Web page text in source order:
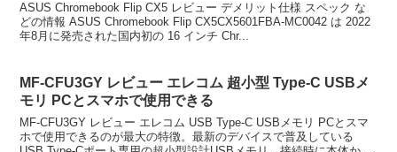
ASUS Chromebook Flip CX5 レビュー デメリット仕様 スペック な
どの情報 ASUS Chromebook Flip CX5CX5601FBA-MC0042 は 2022
年8月に発売された国内初の 16 インチ Chr...
MF-CFU3GY レビュー エレコム 超小型 Type-C USBメ
モリ PCとスマホで使用できる
MF-CFU3GY レビュー エレコム USB Type-C USBメモリ PCとスマ
ホで使用できるのが最大の特徴。最新のデバイスで普及している